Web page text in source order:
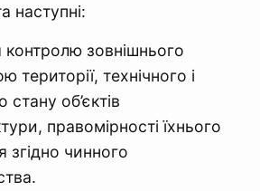
наступні:
контролю зовнішнього
території, технічного і
стану об’єктів
правомірності їхнього
згідно чинного